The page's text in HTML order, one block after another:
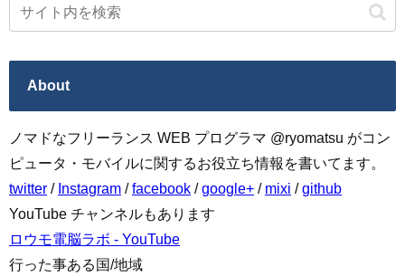
About
ノマドなフリーランス WEB プログラマ @ryomatsu がコン
ピュータ・モバイルに関するお役立ち情報を書いてます。
twitter / Instagram /facebook /google+ / mixi /github
YouTube チャンネルもあります
ロウモ電脳ラボ - YouTube
行った事ある国/地域